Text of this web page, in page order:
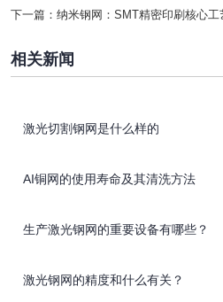
下一篇： 纳米钢网：SMT精密印刷核心
相关新闻
激光切割钢网是什么样的
AI铜网的使用寿命及其清洗方法
生产激光钢网的重要设备有哪些？
激光钢网的精度和什么有关？